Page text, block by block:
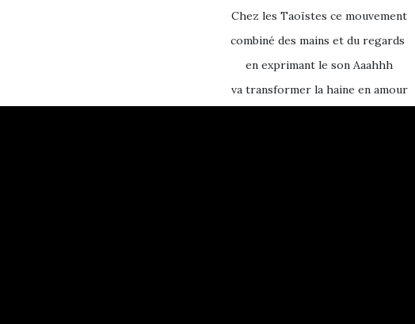
Chez les Taoïstes ce mouvement
combiné des mains et du regards
en exprimant le son Aaahhh
va transformer la haine en amour